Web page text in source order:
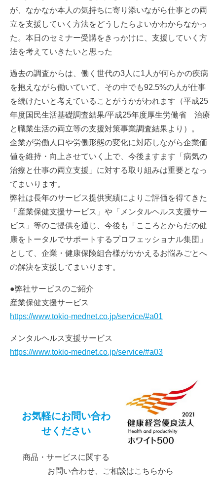
が、なかなか本人の気持ちに寄り添いながら仕事との両
立を支援していく方法をどうしたらよいかわからなかっ
た。本日のセミナー受講をきっかけに、支援していく方
法を考えていきたいと思った
過去の調査からは、働く世代の3人に1人が何らかの疾病
を抱えながら働いていて、その中でも92.5%の人が仕事
を続けたいと考えていることがうかがわれます（平成25
年度国民生活基礎調査結果/平成25年度厚生労働省 治療
と職業生活の両立等の支援対策事業調査結果より）。
企業が労働人口や労働形態の変化に対応しながら企業価
値を維持・向上させていく上で、今後ますます「病気の
治療と仕事の両立支援」に対する取り組みは重要となっ
てまいります。
弊社は長年のサービス提供実績によりご評価を得てきた
「産業保健支援サービス」や「メンタルヘルス支援サー
ビス」等のご提供を通じ、今後も「こころとからだの健
康をトータルでサポートするプロフェッショナル集団」
として、企業・健康保険組合様がかかえるお悩みごとへ
の解決を支援してまいります。
●弊社サービスのご紹介
産業保健支援サービス
https://www.tokio-mednet.co.jp/service/#a01
メンタルヘルス支援サービス
https://www.tokio-mednet.co.jp/service/#a03
お気軽にお問い合わ
せください
商品・サービスに関する
お問い合わせ、ご相談はこちらから